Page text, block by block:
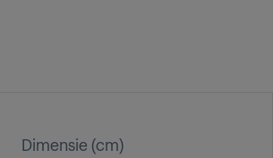
Dimensie (cm)